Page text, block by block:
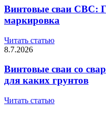
Винтовые сваи СВС:
маркировка
Читать статью
8.7.2026
Винтовые сваи со
для каких грунтов
Читать статью